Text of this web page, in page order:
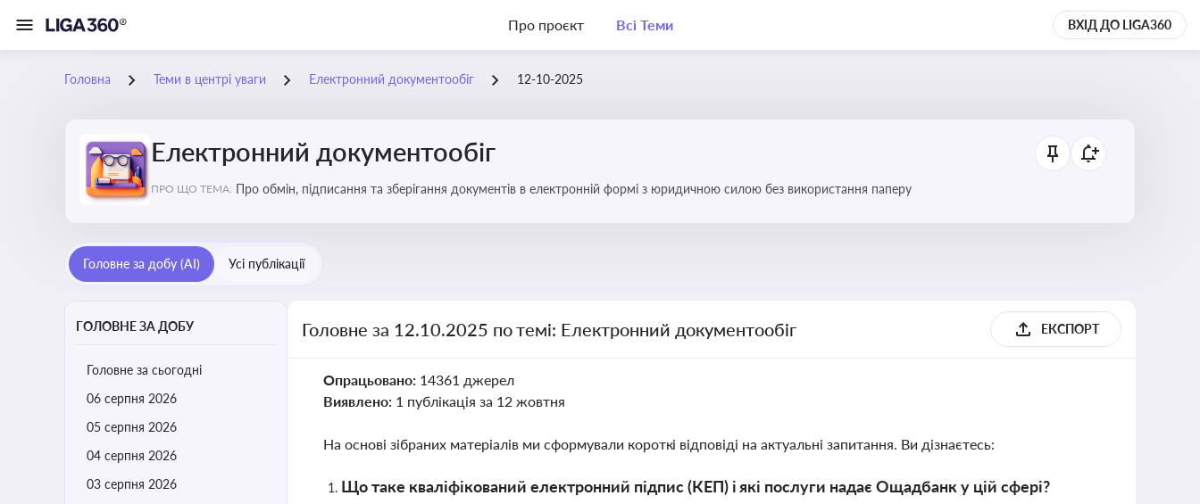
Про проєкт Всі Теми ВХІД ДО LIGA360
Головна Теми в центрі уваги Електронний документообіг 12-10-2025
Електронний документообіг
ПРО ЩО ТЕМА: Про обмін, підписання та зберігання документів в електронній формі з юридичною силою без використання паперу
Головне за добу (AI) Усі публікації
ГОЛОВНЕ ЗА ДОБУ
Головне за сьогодні
06 серпня 2026
05 серпня 2026
04 серпня 2026
03 серпня 2026
Головне за 12.10.2025 по темі: Електронний документообіг ЕКСПОРТ
Опрацьовано: 14361 джерел
Виявлено: 1 публікація за 12 жовтня
На основі зібраних матеріалів ми сформували короткі відповіді на актуальні запитання. Ви дізнаєтесь:
Що таке кваліфікований електронний підпис (КЕП) і які послуги надає Ощадбанк у цій сфері?